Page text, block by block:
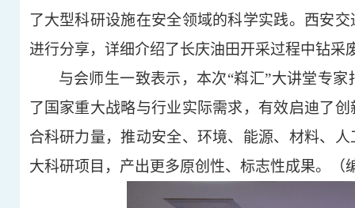
了大型科研设施在安全领域的科学实践。西安
进行分享，详细介绍了长庆油田开采过程中钻
与会师生一致表示，本次“嵙汇”大讲堂专
了国家重大战略与行业实际需求，有效启迪了
合科研力量，推动安全、环境、能源、材料、
大科研项目，产出更多原创性、标志性成果。（